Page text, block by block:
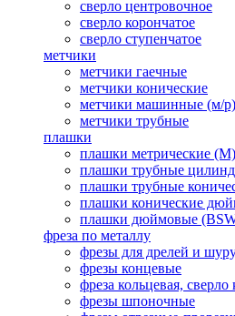
сверло центровочное
сверло корончатое
сверло ступенчатое
метчики
метчики гаечные
метчики конические
метчики машинные (м/р)
метчики трубные
плашки
плашки метрические (М)
плашки трубные
плашки трубные
плашки конические
плашки дюймовые
фреза по металлу
фрезы для дрелей и
фрезы концевые
фреза кольцевая, сверло
фрезы шпоночные